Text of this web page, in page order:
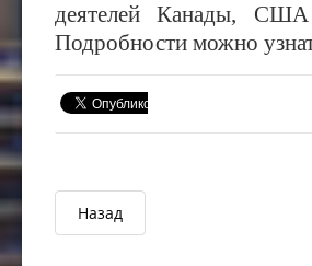
деятелей Канады,
Подробности можно
Назад